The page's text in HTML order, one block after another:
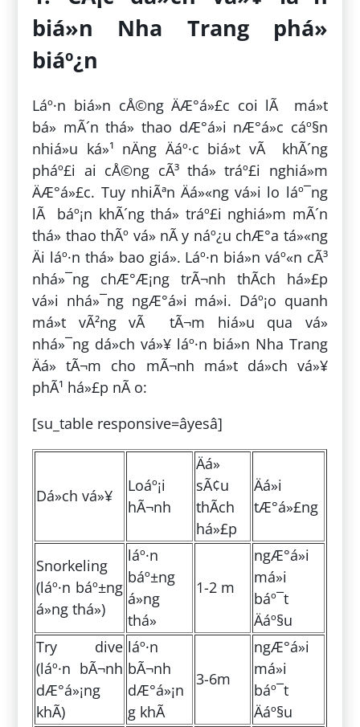
biá»n Nha Trang phá»
biáº¿n
Láº·n biá»n cÅ©ng ÄÆ°á»£c coi lÃ má»t
bá» mÃ´n thá» thao dÆ°á»i nÆ°á»c cáº§n
nhiá»u ká»¹ nÄng Äáº·c biá»t vÃ khÃ´ng
pháº£i ai cÅ©ng cÃ³ thá» tráº£i nghiá»m
ÄÆ°á»£c. Tuy nhiÃªn Äá»«ng vá»i lo láº¯ng
lÃ báº¡n khÃ´ng thá» tráº£i nghiá»m mÃ´n
thá» thao thÃº vá» nÃ y náº¿u chÆ°a tá»«ng
Äi láº·n thá»­ bao giá». Láº·n biá»n váº«n cÃ³
nhá»¯ng chÆ°Æ¡ng trÃ¬nh thÃ­ch há»£p
vá»i nhá»¯ng ngÆ°á»i má»i. Dáº¡o quanh
má»t vÃ²ng vÃ tÃ¬m hiá»u qua vá»
nhá»¯ng dá»ch vá»¥ láº·n biá»n Nha Trang
Äá» tÃ¬m cho mÃ¬nh má»t dá»ch vá»¥
phÃ¹ há»£p nÃ o:
[su_table responsive=âyesâ]
Dá»ch vá»¥
Loáº¡i
hÃ¬nh
Äá»
sÃ¢u
thÃ­ch
há»£p
Äá»i
tÆ°á»£ng
Snorkeling
(láº·n báº±ng
á»ng thá»)
láº·n
báº±ng
á»ng
thá»
1-2 m
ngÆ°á»i
má»i
báº¯t
Äáº§u
Try dive
(láº·n bÃ¬nh
dÆ°á»¡ng
khÃ­)
láº·n
bÃ¬nh
dÆ°á»¡n
g khÃ­
3-6m
ngÆ°á»i
má»i
báº¯t
Äáº§u